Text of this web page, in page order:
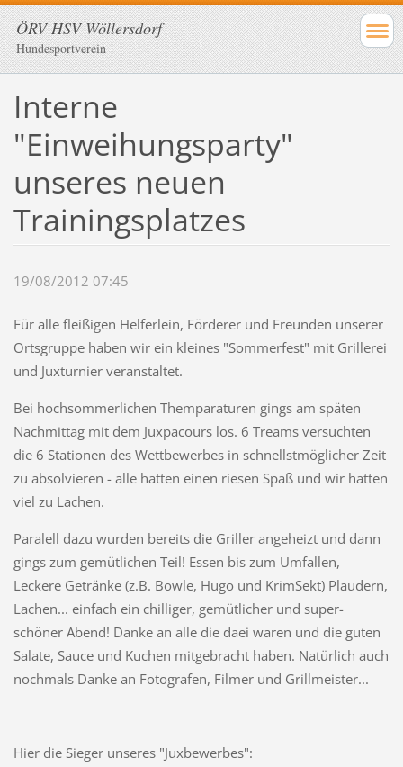
ÖRV HSV Wöllersdorf
Hundesportverein
Interne
"Einweihungsparty"
unseres neuen
Trainingsplatzes
19/08/2012 07:45
Für alle fleißigen Helferlein, Förderer und Freunden unserer
Ortsgruppe haben wir ein kleines "Sommerfest" mit Grillerei
und Juxturnier veranstaltet.
Bei hochsommerlichen Themparaturen gings am späten
Nachmittag mit dem Juxpacours los. 6 Treams versuchten
die 6 Stationen des Wettbewerbes in schnellstmöglicher Zeit
zu absolvieren - alle hatten einen riesen Spaß und wir hatten
viel zu Lachen.
Paralell dazu wurden bereits die Griller angeheizt und dann
gings zum gemütlichen Teil! Essen bis zum Umfallen,
Leckere Getränke (z.B. Bowle, Hugo und KrimSekt) Plaudern,
Lachen... einfach ein chilliger, gemütlicher und super-
schöner Abend! Danke an alle die daei waren und die guten
Salate, Sauce und Kuchen mitgebracht haben. Natürlich auch
nochmals Danke an Fotografen, Filmer und Grillmeister...
Hier die Sieger unseres "Juxbewerbes":